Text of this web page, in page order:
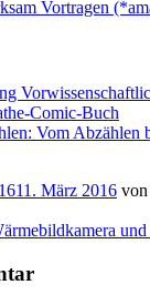
Vortragen
Comic-Buch
Vom Abzählen
11. März 2016 von
und